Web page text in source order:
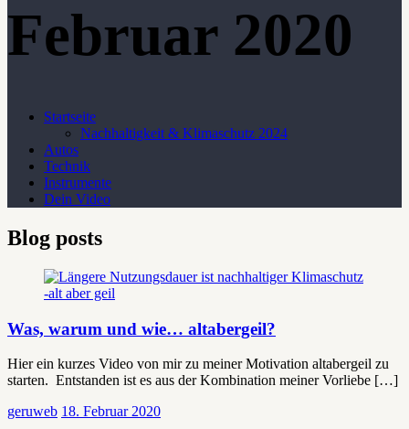
Februar 2020
Startseite
Nachhaltigkeit & Klimaschutz 2024
Autos
Technik
Instrumente
Dein Video
Blog posts
Was, warum und wie… altabergeil?
Hier ein kurzes Video von mir zu meiner Motivation altabergeil zu
starten. Entstanden ist es aus der Kombination meiner Vorliebe […]
geruweb 18. Februar 2020